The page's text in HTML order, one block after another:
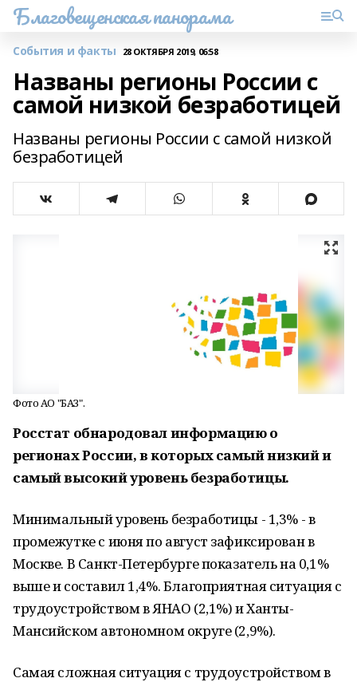
Благовещенская панорама
События и факты 28 ОКТЯБРЯ 2019, 06:58
Названы регионы России с
самой низкой безработицей
Названы регионы России с самой низкой
безработицей
Фото АО "БАЗ".
Росстат обнародовал информацию о
регионах России, в которых самый низкий и
самый высокий уровень безработицы.
Минимальный уровень безработицы - 1,3% - в
промежутке с июня по август зафиксирован в
Москве. В Санкт-Петербурге показатель на 0,1%
выше и составил 1,4%. Благоприятная ситуация с
трудоустройством в ЯНАО (2,1%) и Ханты-
Мансийском автономном округе (2,9%).
Самая сложная ситуация с трудоустройством в